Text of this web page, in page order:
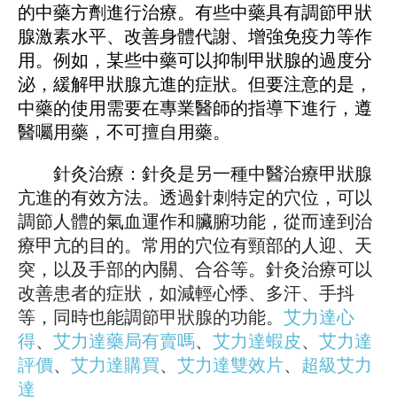
的中藥方劑進行治療。有些中藥具有調節甲狀
腺激素水平、改善身體代謝、增強免疫力等作
用。例如，某些中藥可以抑制甲狀腺的過度分
泌，緩解甲狀腺亢進的症狀。但要注意的是，
中藥的使用需要在專業醫師的指導下進行，遵
醫囑用藥，不可擅自用藥。
針灸治療：針灸是另一種中醫治療甲狀腺
亢進的有效方法。透過針刺特定的穴位，可以
調節人體的氣血運作和臟腑功能，從而達到治
療甲亢的目的。常用的穴位有頸部的人迎、天
突，以及手部的內關、合谷等。針灸治療可以
改善患者的症狀，如減輕心悸、多汗、手抖
等，同時也能調節甲狀腺的功能。 艾力達心
得、 艾力達藥局有賣嗎、 艾力達蝦皮、 艾力達
評價、 艾力達購買、 艾力達雙效片、 超級艾力
達